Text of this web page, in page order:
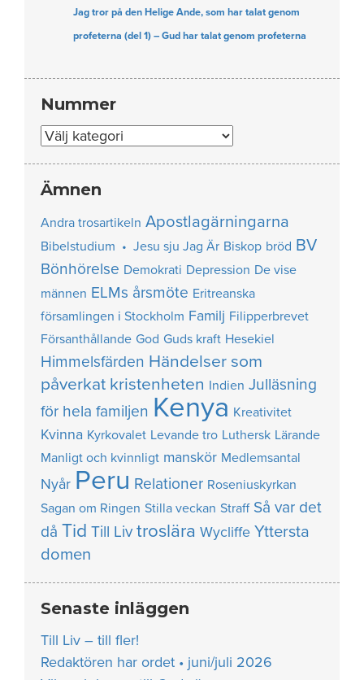
Jag tror på den Helige Ande, som har talat genom
profeterna (del 1) – Gud har talat genom profeterna
Nummer
Nummer
Ämnen
Andra trosartikeln Apostlagärningarna
Bibelstudium • Jesu sju Jag Är Biskop bröd BV
Bönhörelse Demokrati Depression De vise
männen ELMs årsmöte Eritreanska
församlingen i Stockholm Familj Filipperbrevet
Försanthållande God Guds kraft Hesekiel
Himmelsfärden Händelser som
påverkat kristenheten Indien Julläsning
för hela familjen Kenya Kreativitet
Kvinna Kyrkovalet Levande tro Luthersk Lärande
Manligt och kvinnligt manskör Medlemsantal
Nyår Peru Relationer Roseniuskyrkan
Sagan om Ringen Stilla veckan Straff Så var det
då Tid Till Liv troslära Wycliffe Yttersta
domen
Senaste inläggen
Till Liv – till fler!
Redaktören har ordet • juni/juli 2026